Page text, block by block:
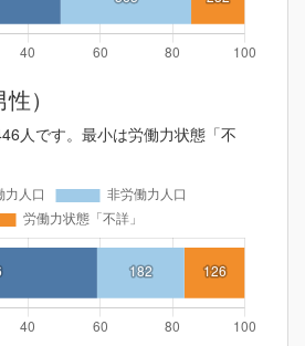
）
人です。最小は労働力状態「不